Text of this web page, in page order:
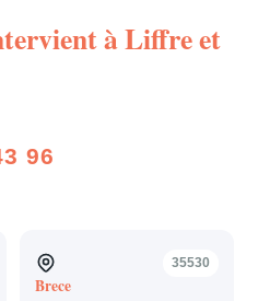
àLiffreet
96
35530
Brece